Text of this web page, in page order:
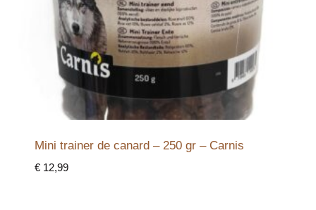
Mini trainer de canard – 250 gr – Carnis
€12,99